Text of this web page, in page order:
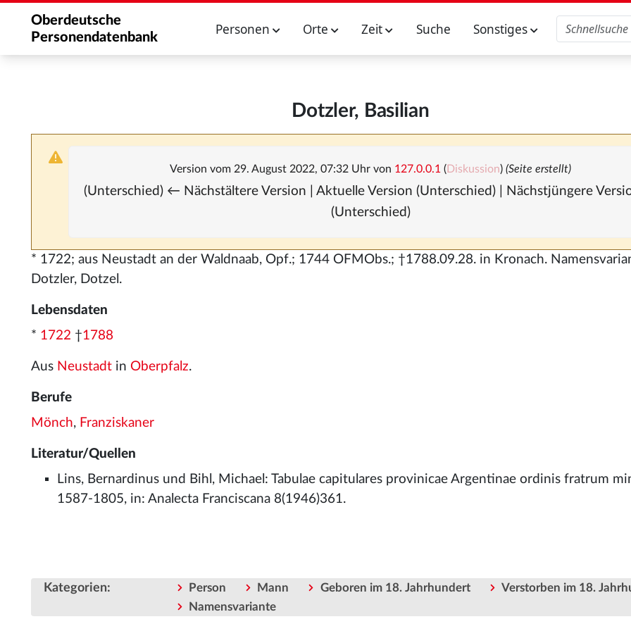
Oberdeutsche
Personendatenbank
Personen Orte Zeit Suche Sonstiges
Dotzler, Basilian
Version vom 29. August 2022, 07:32 Uhr von 127.0.0.1 (Diskussion) (Seite erstellt)
(Unterschied) ← Nächstältere Version | Aktuelle Version (Unterschied) | Nächstjüngere
(Unterschied)
* 1722; aus Neustadt an der Waldnaab, Opf.; 1744 OFMObs.; †1788.09.28. in Kronach.
Dotzler, Dotzel.
Lebensdaten
* 1722 †1788
Aus Neustadt in Oberpfalz.
Berufe
Mönch, Franziskaner
Literatur/Quellen
Lins, Bernardinus und Bihl, Michael: Tabulae capitulares provinicae Argentinae ordinis fratrum
1587-1805, in: Analecta Franciscana 8(1946)361.
Kategorien: Person Mann Geboren im 18. Jahrhundert
Verstorben im 18.
Namensvariante